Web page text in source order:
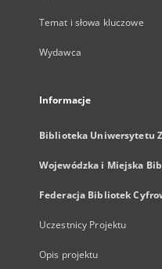
Temat i słowa kluczowe
Wydawca
Informacje
Biblioteka Uniwersytetu
Wojewódzka i Miejska
Federacja Bibliotek
Uczestnicy Projektu
Opis projektu